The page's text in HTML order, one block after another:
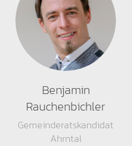
Benjamin
Rauchenbichler
Gemeinderatskandidat
Ahrntal